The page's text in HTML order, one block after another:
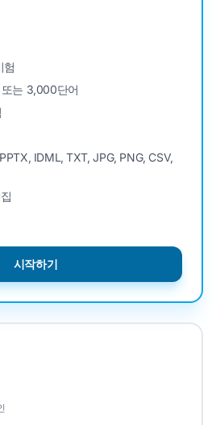
험
는 3,000단어
IDML, TXT, JPG, PNG, CSV,
시작하기